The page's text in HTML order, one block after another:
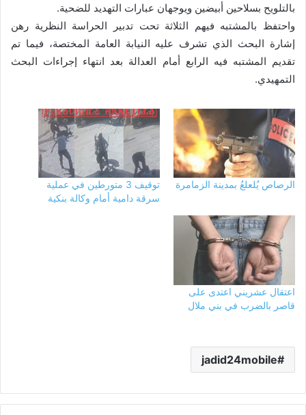
بالتلويح بسلاحين أبيضين ويوجهان عبارات التهديد للضحية.
واحتفظ بالمشتبه فيهم الثلاثة تحت تدبير الحراسة النظرية رهن
إشارة البحث الذي تشرف عليه النيابة العامة المختصة، فيما تم
تقديم المشتبه فيه الرابع أمام العدالة بعد انتهاء إجراءات البحث
التمهيدي.
الرصاص يُلعلعُ بمدينة الزمامرة
توقيف 3 متورطين في عملية
سرقة دامية أمام وكالة بنكية
اعتقال عشريني اعتدى على
قاصر بالضرب في بني ملال
jadid24mobile